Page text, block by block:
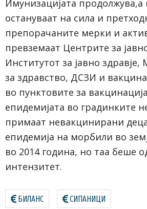
Имунизацијата
остануваат на сила и
препорачаните мерки и
превземаат Центрите за
Институтот за јавно
за здравство, ДСЗИ и
во пунктовите за
епидемијата во градинките
примаат невакцинирани
епидемија на морбили во
во 2014 година, но таа беше
интензитет.
БИЛАНС СИПАНИЦИ